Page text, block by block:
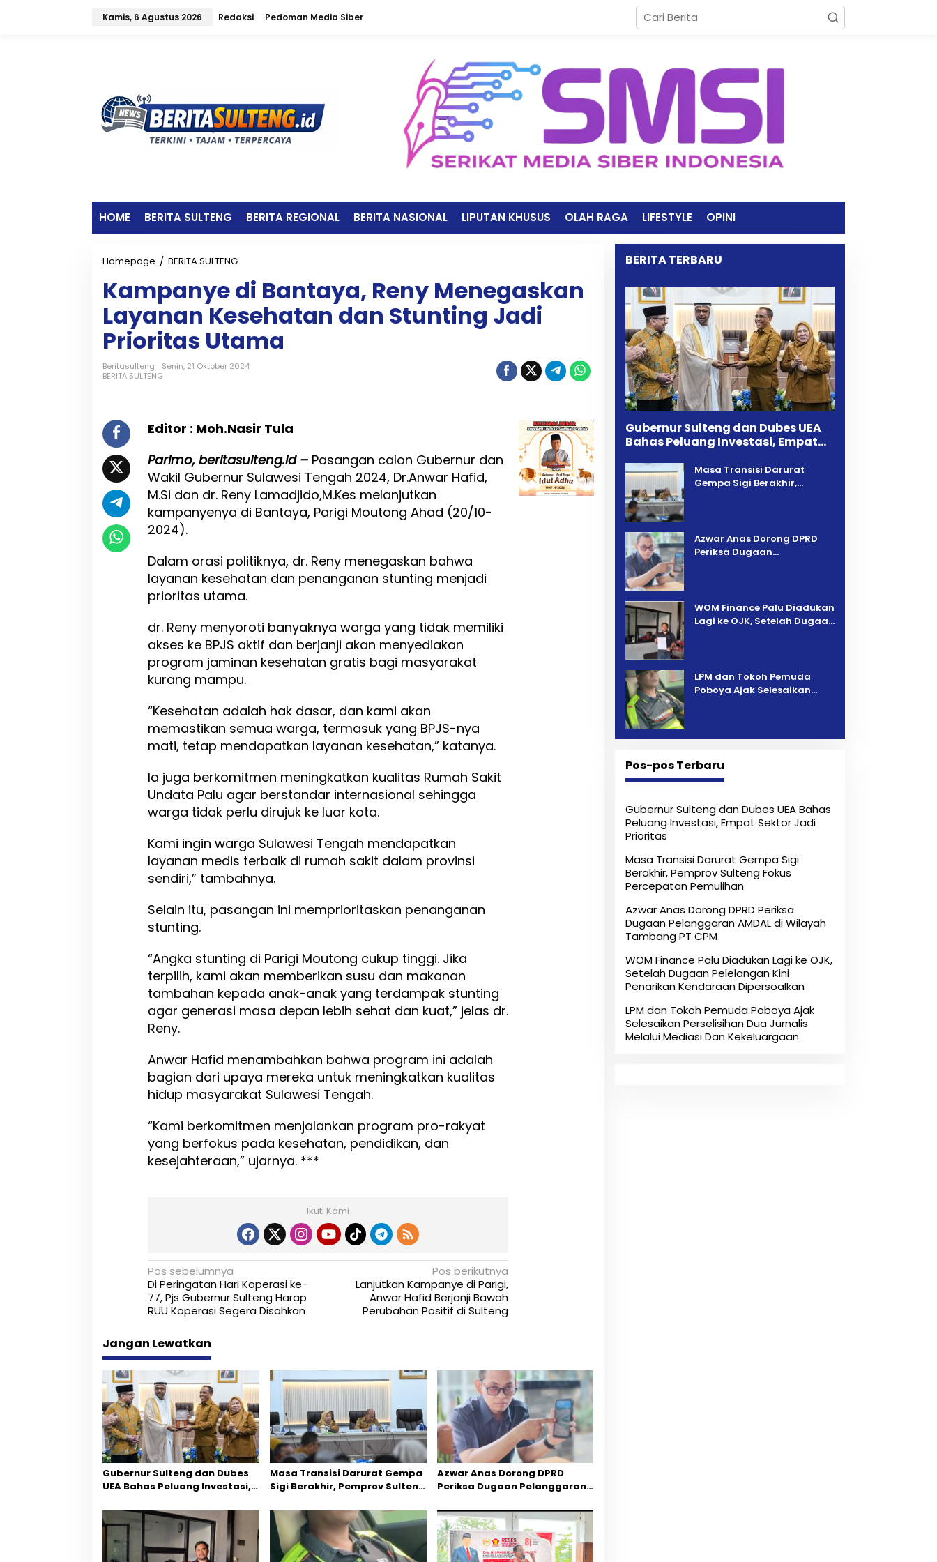
Kamis, 6 Agustus 2026 Redaksi Pedoman Media Siber
HOME BERITA SULTENG BERITA REGIONAL BERITA NASIONAL LIPUTAN KHUSUS OLAH RAGA LIFESTYLE OPINI
Homepage / BERITA SULTENG
m
p
a
n
y
d
t
y
a
,
R
e
e
n
e
s
k
a
L
y
a
a
K
e
s
e
a
t
a
n
a
u
n
t
n
a
i
P
i
i
t
a
Kampanye di Bantaya, Reny Menegaskan
Layanan Kesehatan dan Stunting Jadi
Prioritas Utama
Beritasulteng
Senin, 21 Oktober 2024
BERITA SULTENG
Editor : Moh.Nasir Tula
Parimo, beritasulteng.id – Pasangan calon Gubernur dan
Wakil Gubernur Sulawesi Tengah 2024, Dr.Anwar Hafid,
M.Si dan dr. Reny Lamadjido,M.Kes melanjutkan
kampanyenya di Bantaya, Parigi Moutong Ahad (20/10-
2024).
Dalam orasi politiknya, dr. Reny menegaskan bahwa
layanan kesehatan dan penanganan stunting menjadi
prioritas utama.
dr. Reny menyoroti banyaknya warga yang tidak memiliki
akses ke BPJS aktif dan berjanji akan menyediakan
program jaminan kesehatan gratis bagi masyarakat
kurang mampu.
“Kesehatan adalah hak dasar, dan kami akan
memastikan semua warga, termasuk yang BPJS-nya
mati, tetap mendapatkan layanan kesehatan,” katanya.
Ia juga berkomitmen meningkatkan kualitas Rumah Sakit
Undata Palu agar berstandar internasional sehingga
warga tidak perlu dirujuk ke luar kota.
Kami ingin warga Sulawesi Tengah mendapatkan
layanan medis terbaik di rumah sakit dalam provinsi
sendiri,” tambahnya.
Selain itu, pasangan ini memprioritaskan penanganan
stunting.
“Angka stunting di Parigi Moutong cukup tinggi. Jika
terpilih, kami akan memberikan susu dan makanan
tambahan kepada anak-anak yang terdampak stunting
agar generasi masa depan lebih sehat dan kuat,” jelas dr.
Reny.
Anwar Hafid menambahkan bahwa program ini adalah
bagian dari upaya mereka untuk meningkatkan kualitas
hidup masyarakat Sulawesi Tengah.
“Kami berkomitmen menjalankan program pro-rakyat
yang berfokus pada kesehatan, pendidikan, dan
kesejahteraan,” ujarnya. ***
Ikuti Kami
N
a
v
i
g
a
s
i
p
o
s
Pos sebelumnya
Di Peringatan Hari Koperasi ke-
77, Pjs Gubernur Sulteng Harap
RUU Koperasi Segera Disahkan
Pos berikutnya
Lanjutkan Kampanye di Parigi,
Anwar Hafid Berjanji Bawah
Perubahan Positif di Sulteng
Jangan Lewatkan
Gubernur Sulteng dan Dubes
UEA Bahas Peluang Investasi,
Masa Transisi Darurat Gempa
Sigi Berakhir, Pemprov Sulteng
Azwar Anas Dorong DPRD
Periksa Dugaan Pelanggaran
CPM
BERITA TERBARU
Gubernur Sulteng dan Dubes UEA
Bahas Peluang Investasi, Empat
Masa Transisi Darurat
Gempa Sigi Berakhir,
Azwar Anas Dorong DPRD
Periksa Dugaan
‎WOM Finance Palu Diadukan
Lagi ke OJK, Setelah Dugaan
LPM dan Tokoh Pemuda
Poboya Ajak Selesaikan
Pos-pos Terbaru
Gubernur Sulteng dan Dubes UEA Bahas
Peluang Investasi, Empat Sektor Jadi
Prioritas
Masa Transisi Darurat Gempa Sigi
Berakhir, Pemprov Sulteng Fokus
Percepatan Pemulihan
Azwar Anas Dorong DPRD Periksa
Dugaan Pelanggaran AMDAL di Wilayah
Tambang PT CPM
‎WOM Finance Palu Diadukan Lagi ke OJK,
Setelah Dugaan Pelelangan Kini
Penarikan Kendaraan Dipersoalkan ‎
LPM dan Tokoh Pemuda Poboya Ajak
Selesaikan Perselisihan Dua Jurnalis
Melalui Mediasi Dan Kekeluargaan